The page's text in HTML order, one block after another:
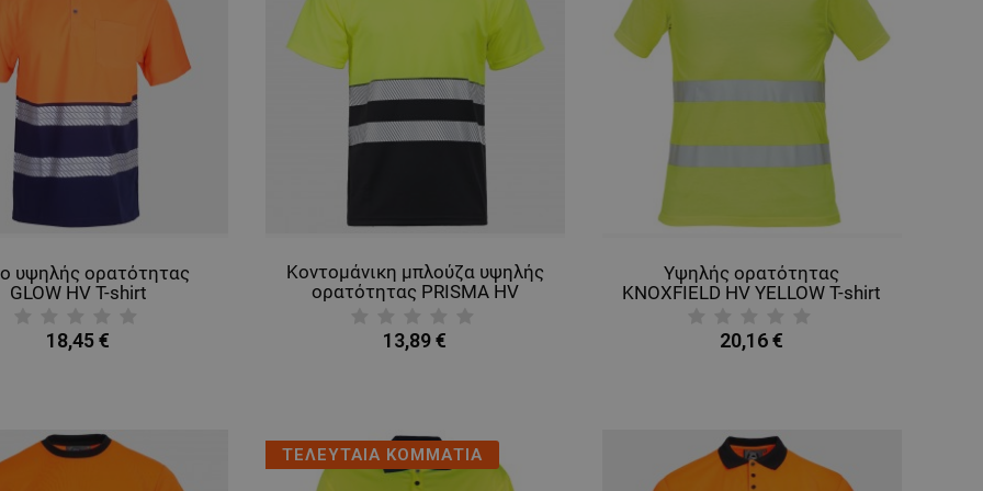
υψηλής ορατότητας
GLOW HV T-shirt
18,45 €
Κοντομάνικη μπλούζα υψηλής
ορατότητας PRISMA HV
13,89 €
Υψηλής ορατότητας
KNOXFIELD HV YELLOW T-shirt
20,16 €
ΤΕΛΕΥΤΑΙΑ ΚΟΜΜΑΤΙΑ